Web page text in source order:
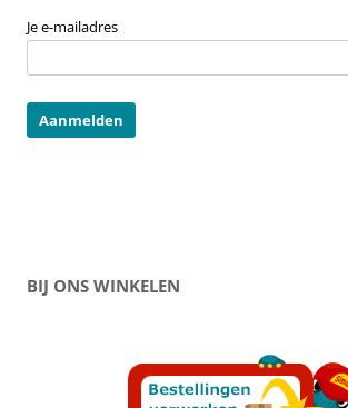
Je e-mailadres
BIJ ONS WINKELEN